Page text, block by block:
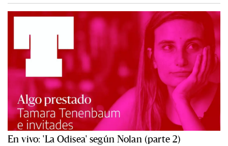
En vivo: 'La Odisea' según Nolan (parte 2)